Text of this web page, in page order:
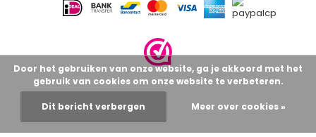
Door het gebruiken van onze website, ga je akkoord met het
gebruik van cookies om onze website te verbeteren.
Dit bericht verbergen Meer over cookies »